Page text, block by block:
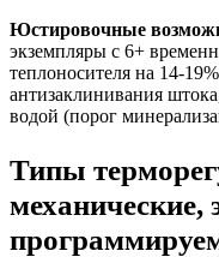
Юстировочные
экземпляры с 6+
теплоносителя на 14-
антизаклинивания
водой (порог
Типы
механические,